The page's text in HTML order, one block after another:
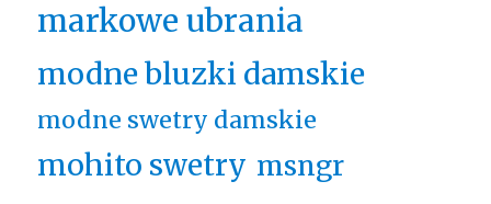
markowe ubrania
modne bluzki damskie
modne swetry damskie
mohito swetry msngr